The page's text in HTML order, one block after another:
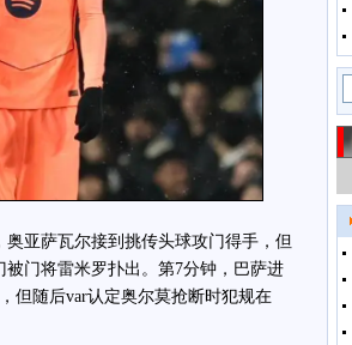
亚萨瓦尔接到挑传头球攻门得手，但
门将雷米罗扑出。第7分钟，巴萨进
但随后var认定奥尔莫抢断时犯规在